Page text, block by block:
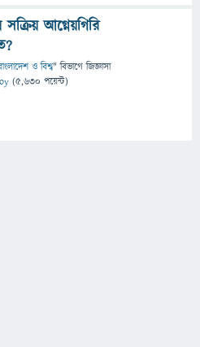
সক্রিয় আগ্নেয়গিরি
ও বিশ্ব" বিভাগে জিজ্ঞাসা
(5,630 পয়েন্ট)